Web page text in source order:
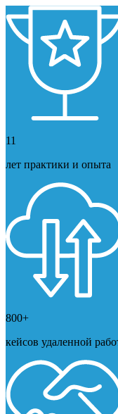
11
лет практики и опыта
800+
кейсов удаленной